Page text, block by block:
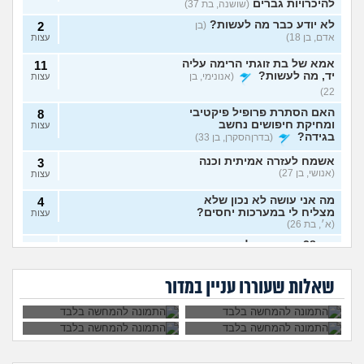
להיכרויות גברים (שושנה, בת 37)
לא יודע כבר מה לעשות? (בן
אדם, בן 18)
2
עצות
אמא של בת זוגתי הרימה עליה
יד, מה לעשות?
(אנונימי, בן
22)
11
עצות
האם הסתרת פרופיל פיקטיבי
ומחיקת חיפושים נחשב
בגידה?
(בדרןהסקרן, בן 33)
8
עצות
אשמח לעזרה אמיתית וכנה
(אנושי, בן 27)
3
עצות
מה אני עושה לא נכון שלא
מצליח לי במערכות יחסים?
(א׳, בת 26)
4
עצות
בת 28 ואף פעם לא הייתי
בדייט ראשון?
(רווקה, בת 28)
6
אקסית מתנהגת מוזר?
(אנונימי,
בן 33)
3
עצות
בחיים לא הייתי בזוגיות ואני לא
יודע איך. איך נכנסים לזוגיות
7
שאלות שעוררו עניין במדור
אבא של בעלי מסתכל
מה לעשות?
האם להתגרש בשביל
ריגוש?
מה לעשות עם
העובדה שאשתי
הרימה עליי ידיים?
הוא התאהב בבחורה